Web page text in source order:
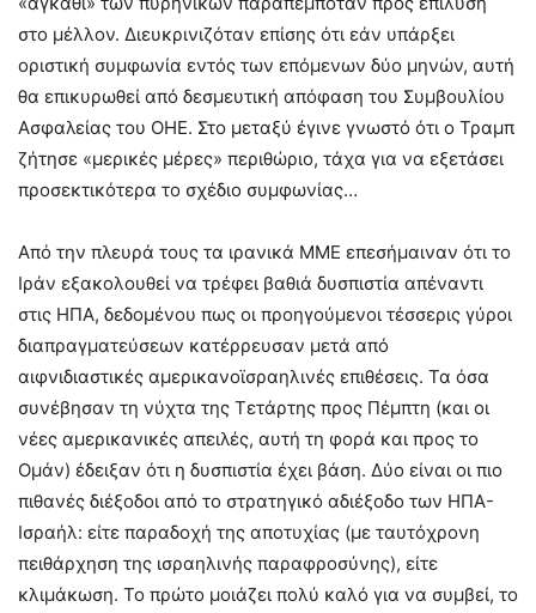
στο μέλλον. Διευκρινιζόταν επίσης ότι εάν υπάρξει
οριστική συμφωνία εντός των επόμενων δύο μηνών, αυτή
θα επικυρωθεί από δεσμευτική απόφαση του Συμβουλίου
Ασφαλείας του ΟΗΕ. Στο μεταξύ έγινε γνωστό ότι ο Τραμπ
ζήτησε «μερικές μέρες» περιθώριο, τάχα για να εξετάσει
προσεκτικότερα το σχέδιο συμφωνίας…
Από την πλευρά τους τα ιρανικά ΜΜΕ επεσήμαιναν ότι το
Ιράν εξακολουθεί να τρέφει βαθιά δυσπιστία απέναντι
στις ΗΠΑ, δεδομένου πως οι προηγούμενοι τέσσερις γύροι
διαπραγματεύσεων κατέρρευσαν μετά από
αιφνιδιαστικές αμερικανοϊσραηλινές επιθέσεις. Τα όσα
συνέβησαν τη νύχτα της Τετάρτης προς Πέμπτη (και οι
νέες αμερικανικές απειλές, αυτή τη φορά και προς το
Ομάν) έδειξαν ότι η δυσπιστία έχει βάση. Δύο είναι οι πιο
πιθανές διέξοδοι από το στρατηγικό αδιέξοδο των ΗΠΑ-
Ισραήλ: είτε παραδοχή της αποτυχίας (με ταυτόχρονη
πειθάρχηση της ισραηλινής παραφροσύνης), είτε
κλιμάκωση. Το πρώτο μοιάζει πολύ καλό για να συμβεί, το